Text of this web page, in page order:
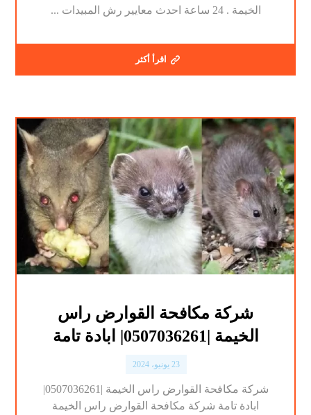
الخيمة . 24 ساعة احدث معايير رش المبيدات ...
اقرأ أكثر
شركة مكافحة القوارض راس
الخيمة |0507036261| ابادة تامة
23 يونيو، 2024
شركة مكافحة القوارض راس الخيمة |0507036261|
ابادة تامة شركة مكافحة القوارض راس الخيمة